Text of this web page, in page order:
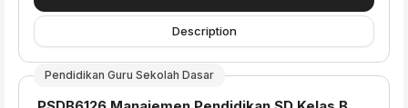
Description
Pendidikan Guru Sekolah Dasar